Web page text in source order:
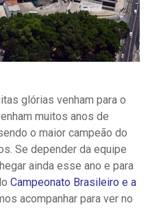
glórias venham para o
muitos anos de
o maior campeão do
Se depender da equipe
ainda esse ano e para
Campeonato Brasileiro e a
acompanhar para ver no